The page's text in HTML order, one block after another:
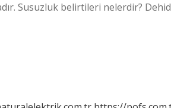
Susuzluk belirtileri nelerdir?